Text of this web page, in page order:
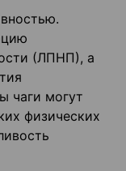
(ЛПНП), а
чаги могут
физических